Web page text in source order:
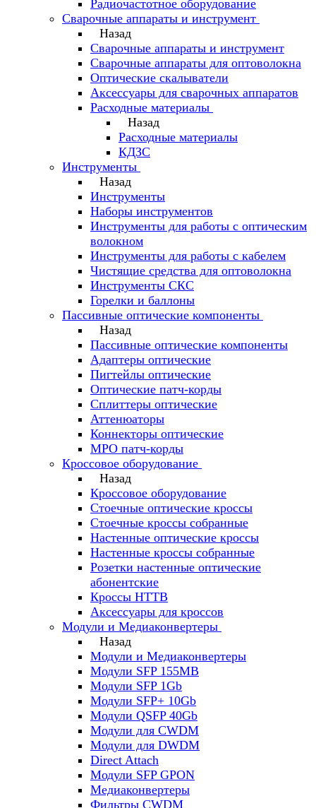
Радиочастотное оборудование
Сварочные аппараты и инструмент
Назад
Сварочные аппараты и инструмент
Сварочные аппараты для оптоволокна
Оптические скалыватели
Аксессуары для сварочных аппаратов
Расходные материалы
Назад
Расходные материалы
КДЗС
Инструменты
Назад
Инструменты
Наборы инструментов
Инструменты для работы с оптическим
волокном
Инструменты для работы с кабелем
Чистящие средства для оптоволокна
Инструменты СКС
Горелки и баллоны
Пассивные оптические компоненты
Назад
Пассивные оптические компоненты
Адаптеры оптические
Пигтейлы оптические
Оптические патч-корды
Сплиттеры оптические
Аттенюаторы
Коннекторы оптические
MPO патч-корды
Кроссовое оборудование
Назад
Кроссовое оборудование
Стоечные оптические кроссы
Стоечные кроссы собранные
Настенные оптические кроссы
Настенные кроссы собранные
Розетки настенные оптические
абонентские
Кроссы HTTB
Аксессуары для кроссов
Модули и Медиаконвертеры
Назад
Модули и Медиаконвертеры
Модули SFP 155MB
Модули SFP 1Gb
Модули SFP+ 10Gb
Модули QSFP 40Gb
Модули для CWDM
Модули для DWDM
Direct Attach
Модули SFP GPON
Медиаконвертеры
Фильтры CWDM